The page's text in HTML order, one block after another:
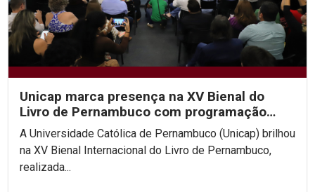
Unicap marca presença na XV Bienal do
Livro de Pernambuco com programação
diversificada
A Universidade Católica de Pernambuco (Unicap) brilhou
na XV Bienal Internacional do Livro de Pernambuco,
realizada...